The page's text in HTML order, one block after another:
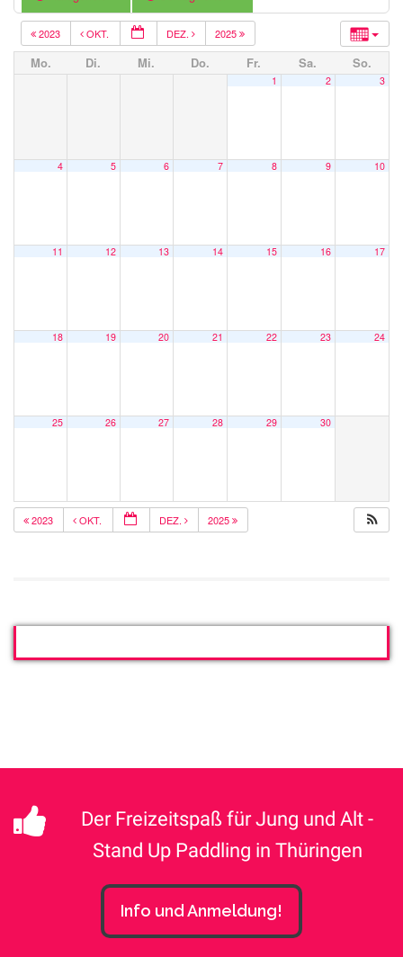
2023 OKT. DEZ. 2025
Mo. Di. Mi. Do. Fr. Sa. So.
1 2 3
4 5 6 7 8 9 10
11 12 13 14 15 16 17
18 19 20 21 22 23 24
25 26 27 28 29 30
2023 OKT. DEZ. 2025
Der Freizeitspaß für Jung und Alt -
Stand Up Paddling in Thüringen
Info und Anmeldung!